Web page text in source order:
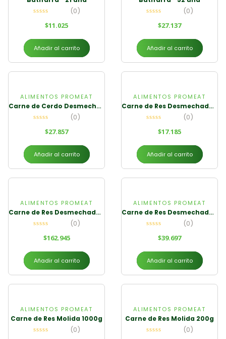
(0)
$11.025
Añadir al carrito
(0)
$27.137
Añadir al carrito
ALIMENTOS PROMEAT
Carne de Cerdo Desmechada 500g
(0)
$27.857
Añadir al carrito
ALIMENTOS PROMEAT
Carne de Res Desmechada 200g
(0)
$17.185
Añadir al carrito
ALIMENTOS PROMEAT
Carne de Res Desmechada 2500g
(0)
$162.945
Añadir al carrito
ALIMENTOS PROMEAT
Carne de Res Desmechada 500g
(0)
$39.697
Añadir al carrito
ALIMENTOS PROMEAT
Carne de Res Molida 1000g
(0)
ALIMENTOS PROMEAT
Carne de Res Molida 200g
(0)